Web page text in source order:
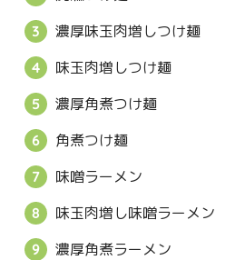
濃厚味玉肉増しつけ麺
味玉肉増しつけ麺
濃厚角煮つけ麺
角煮つけ麺
味噌ラーメン
味玉肉増し味噌ラーメン
濃厚角煮ラーメン